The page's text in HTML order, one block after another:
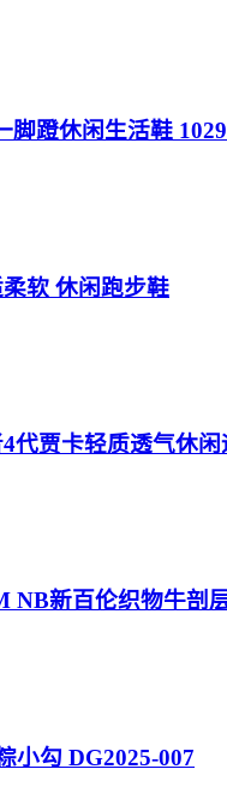
脚蹬休闲生活鞋
软 休闲跑步鞋
代贾卡轻质透气休
NB新百伦织物牛
小勾 DG2025-007